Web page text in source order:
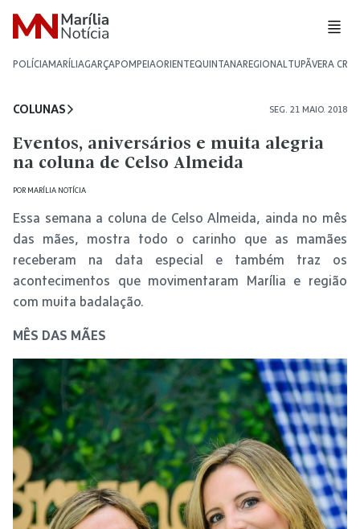
POLÍCIAMARÍLIAGARÇAPOMPEIAORIENTEQUINTANAREGIONALTUPÃVERA CRUZ
COLUNAS SEG. 21 MAIO. 2018
Eventos, aniversários e muita alegria
na coluna de Celso Almeida
POR MARÍLIA NOTÍCIA
Essa semana a coluna de Celso Almeida, ainda no mês
das mães, mostra todo o carinho que as mamães
receberam na data especial e também traz os
acontecimentos que movimentaram Marília e região
com muita badalação.
MÊS DAS MÃES